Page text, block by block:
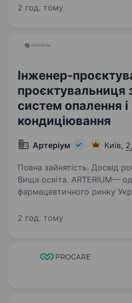
конструктора (механіка) у
механічного та
2 год. тому
Інженер-
проєктувальниця
систем опалення і
кондиціювання
Артеріум Київ,
Повна зайнятість. Досвід
Вища освіта. ARTERIUM— один з лідерів
фармацевтичного ринку
сучасних, ефективних та
2 год. тому